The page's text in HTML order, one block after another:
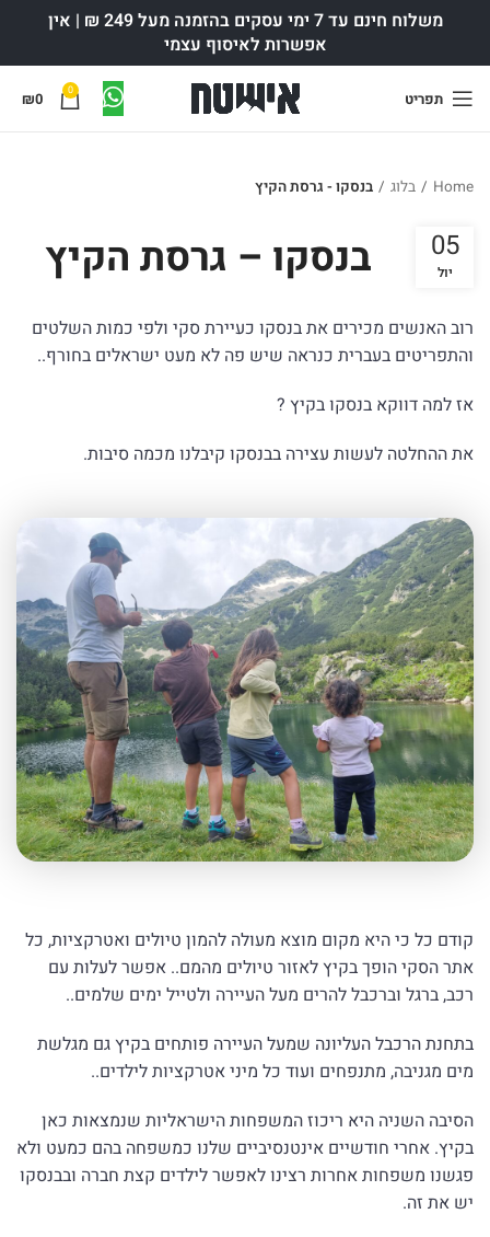
משלוח חינם עד 7 ימי עסקים בהזמנה מעל 249 ₪ | אין
אפשרות לאיסוף עצמי
תפריט 0
₪0
Home
/ בלוג / בנסקו - גרסת הקיץ
בנסקו – גרסת הקיץ 05
יול
רוב האנשים מכירים את בנסקו כעיירת סקי ולפי כמות השלטים
והתפריטים בעברית כנראה שיש פה לא מעט ישראלים בחורף..
אז למה דווקא בנסקו בקיץ ?
את ההחלטה לעשות עצירה בבנסקו קיבלנו מכמה סיבות.
קודם כל כי היא מקום מוצא מעולה להמון טיולים ואטרקציות, כל
אתר הסקי הופך בקיץ לאזור טיולים מהמם.. אפשר לעלות עם
רכב, ברגל וברכבל להרים מעל העיירה ולטייל ימים שלמים..
בתחנת הרכבל העליונה שמעל העיירה פותחים בקיץ גם מגלשת
מים מגניבה, מתנפחים ועוד כל מיני אטרקציות לילדים..
הסיבה השניה היא ריכוז המשפחות הישראליות שנמצאות כאן
בקיץ. אחרי חודשיים אינטנסיביים שלנו כמשפחה בהם כמעט ולא
פגשנו משפחות אחרות רצינו לאפשר לילדים קצת חברה ובבנסקו
יש את זה.